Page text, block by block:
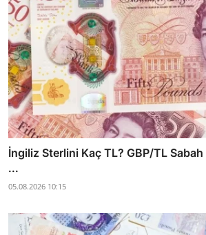
İngiliz Sterlini Kaç TL? GBP/TL
...
05.08.2026 10:15